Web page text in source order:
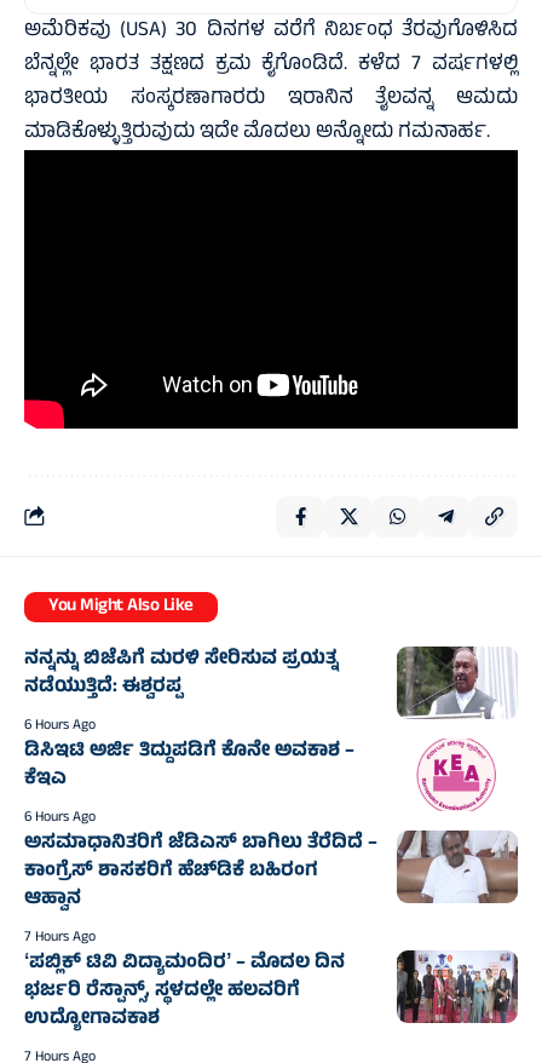
ಅಮೆರಿಕವು (USA) 30 ದಿನಗಳ ವರೆಗೆ ನಿರ್ಬಂಧ ತೆರವುಗೊಳಿಸಿದ
ಬೆನ್ನಲ್ಲೇ ಭಾರತ ತಕ್ಷಣದ ಕ್ರಮ ಕೈಗೊಂಡಿದೆ. ಕಳೆದ 7 ವರ್ಷಗಳಲ್ಲಿ
ಭಾರತೀಯ ಸಂಸ್ಕರಣಾಗಾರರು ಇರಾನಿನ ತೈಲವನ್ನ ಆಮದು
ಮಾಡಿಕೊಳ್ಳುತ್ತಿರುವುದು ಇದೇ ಮೊದಲು ಅನ್ನೋದು ಗಮನಾರ್ಹ.
You Might Also Like
ನನ್ನನ್ನು ಬಿಜೆಪಿಗೆ ಮರಳಿ ಸೇರಿಸುವ ಪ್ರಯತ್ನ
ನಡೆಯುತ್ತಿದೆ: ಈಶ್ವರಪ್ಪ
6 Hours Ago
ಡಿಸಿಇಟಿ ಅರ್ಜಿ ತಿದ್ದುಪಡಿಗೆ ಕೊನೇ ಅವಕಾಶ –
ಕೆಇಎ
6 Hours Ago
ಅಸಮಾಧಾನಿತರಿಗೆ ಜೆಡಿಎಸ್‌‍ ಬಾಗಿಲು ತೆರೆದಿದೆ –
ಕಾಂಗ್ರೆಸ್‌‍ ಶಾಸಕರಿಗೆ ಹೆಚ್‌ಡಿಕೆ ಬಹಿರಂಗ
ಆಹ್ವಾನ
7 Hours Ago
ʻಪಬ್ಲಿಕ್‌ ಟಿವಿ ವಿದ್ಯಾಮಂದಿರʼ – ಮೊದಲ ದಿನ
ಭರ್ಜರಿ ರೆಸ್ಪಾನ್ಸ್‌, ಸ್ಥಳದಲ್ಲೇ ಹಲವರಿಗೆ
ಉದ್ಯೋಗಾವಕಾಶ
7 Hours Ago